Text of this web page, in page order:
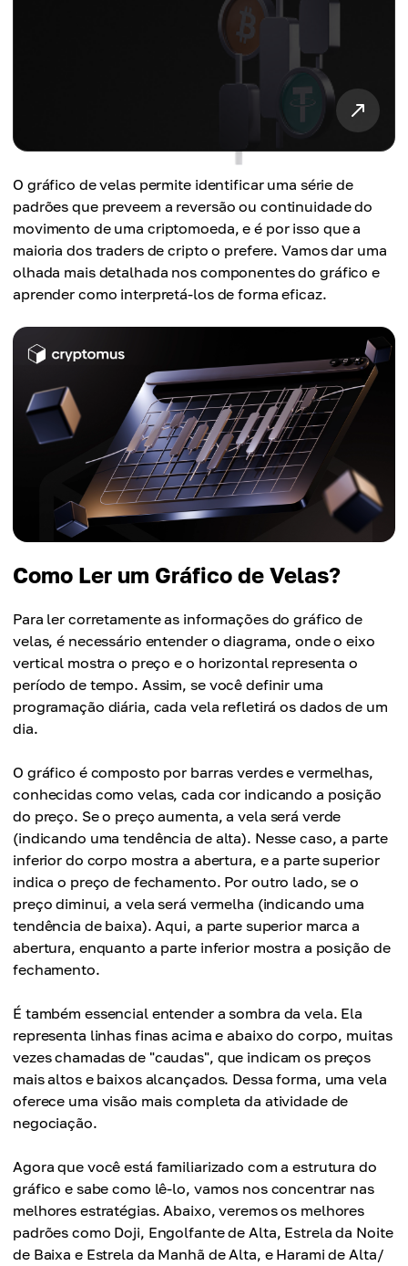
O gráfico de velas permite identificar uma série de
padrões que preveem a reversão ou continuidade do
movimento de uma criptomoeda, e é por isso que a
maioria dos traders de cripto o prefere. Vamos dar uma
olhada mais detalhada nos componentes do gráfico e
aprender como interpretá-los de forma eficaz.
Como Ler um Gráfico de Velas?
Para ler corretamente as informações do gráfico de
velas, é necessário entender o diagrama, onde o eixo
vertical mostra o preço e o horizontal representa o
período de tempo. Assim, se você definir uma
programação diária, cada vela refletirá os dados de um
dia.
O gráfico é composto por barras verdes e vermelhas,
conhecidas como velas, cada cor indicando a posição
do preço. Se o preço aumenta, a vela será verde
(indicando uma tendência de alta). Nesse caso, a parte
inferior do corpo mostra a abertura, e a parte superior
indica o preço de fechamento. Por outro lado, se o
preço diminui, a vela será vermelha (indicando uma
tendência de baixa). Aqui, a parte superior marca a
abertura, enquanto a parte inferior mostra a posição de
fechamento.
É também essencial entender a sombra da vela. Ela
representa linhas finas acima e abaixo do corpo, muitas
vezes chamadas de "caudas", que indicam os preços
mais altos e baixos alcançados. Dessa forma, uma vela
oferece uma visão mais completa da atividade de
negociação.
Agora que você está familiarizado com a estrutura do
gráfico e sabe como lê-lo, vamos nos concentrar nas
melhores estratégias. Abaixo, veremos os melhores
padrões como Doji, Engolfante de Alta, Estrela da Noite
de Baixa e Estrela da Manhã de Alta, e Harami de Alta/